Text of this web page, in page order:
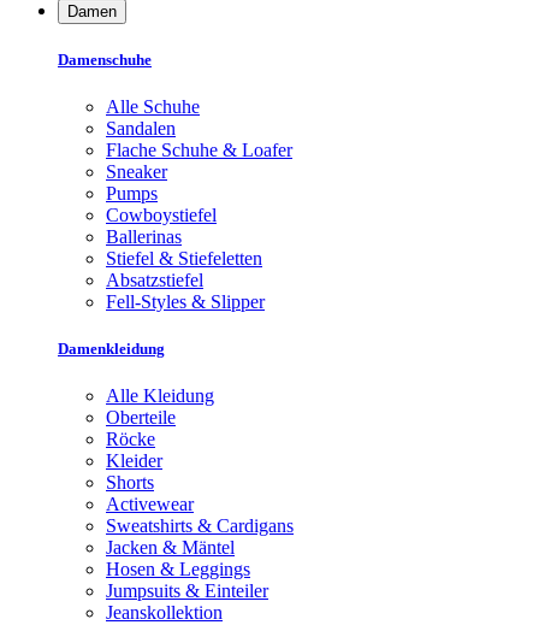
Damen
Damenschuhe
Alle Schuhe
Sandalen
Flache Schuhe & Loafer
Sneaker
Pumps
Cowboystiefel
Ballerinas
Stiefel & Stiefeletten
Absatzstiefel
Fell-Styles & Slipper
Damenkleidung
Alle Kleidung
Oberteile
Röcke
Kleider
Shorts
Activewear
Sweatshirts & Cardigans
Jacken & Mäntel
Hosen & Leggings
Jumpsuits & Einteiler
Jeanskollektion